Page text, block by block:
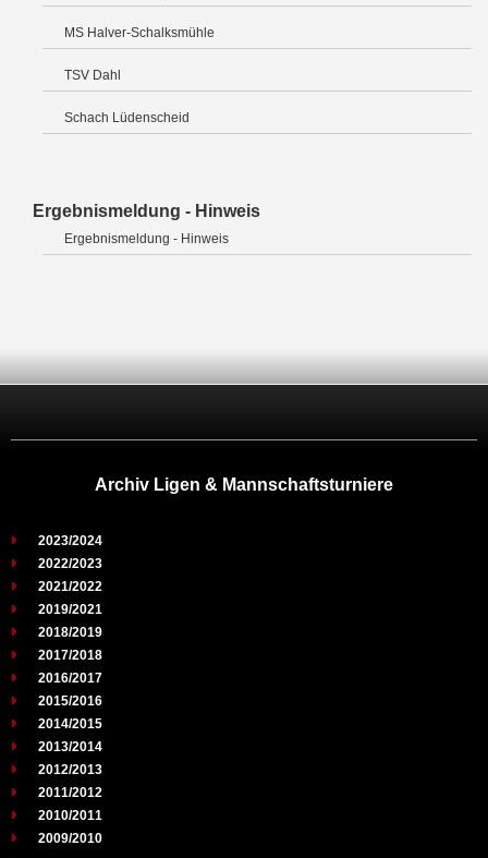
MS Halver-Schalksmühle
TSV Dahl
Schach Lüdenscheid
Ergebnismeldung - Hinweis
Ergebnismeldung - Hinweis
Archiv Ligen & Mannschaftsturniere
2023/2024
2022/2023
2021/2022
2019/2021
2018/2019
2017/2018
2016/2017
2015/2016
2014/2015
2013/2014
2012/2013
2011/2012
2010/2011
2009/2010